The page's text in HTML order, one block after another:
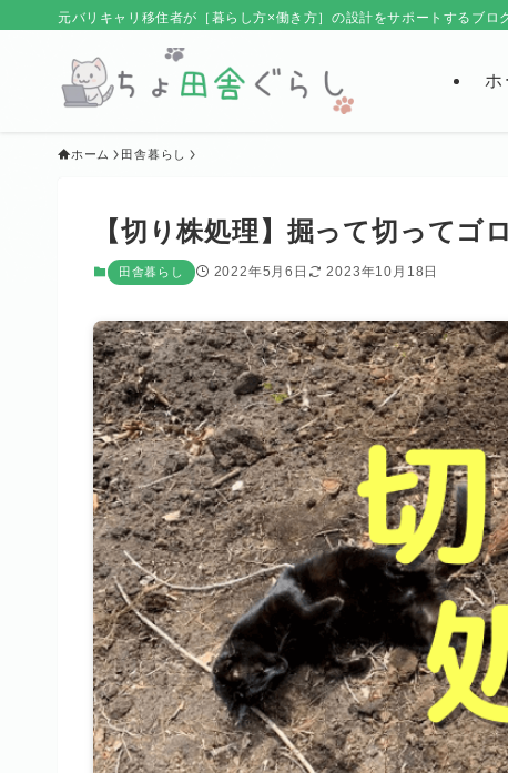
元バリキャリ移住者が［暮らし方×働き方］の設計をサポートするブロ
ホ
ホーム 田舎暮らし
【切り株処理】掘って切ってゴ
田舎暮らし 2022年5月6日 2023年10月18日